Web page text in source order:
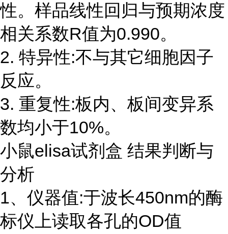
性。样品线性回归与预期浓度
相关系数R值为0.990。
2. 特异性:不与其它细胞因子
反应。
3. 重复性:板内、板间变异系
数均小于10%。
小鼠elisa试剂盒 结果判断与
分析
1、仪器值:于波长450nm的酶
标仪上读取各孔的OD值